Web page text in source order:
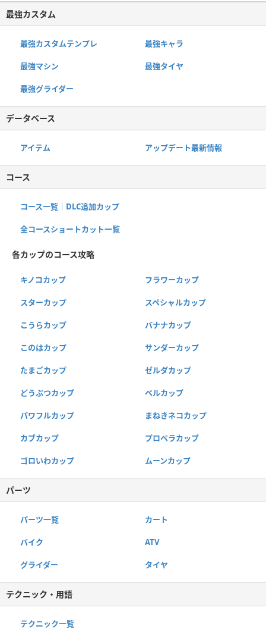
最強カスタム
最強カスタムテンプレ 最強キャラ
最強マシン 最強タイヤ
最強グライダー
データベース
アイテム アップデート最新情報
コース
コース一覧｜DLC追加カップ
全コースショートカット一覧
各カップのコース攻略
キノコカップ フラワーカップ
スターカップ スペシャルカップ
こうらカップ バナナカップ
このはカップ サンダーカップ
たまごカップ ゼルダカップ
どうぶつカップ ベルカップ
パワフルカップ まねきネコカップ
カブカップ プロペラカップ
ゴロいわカップ ムーンカップ
パーツ
パーツ一覧 カート
バイク ATV
グライダー タイヤ
テクニック・用語
テクニック一覧